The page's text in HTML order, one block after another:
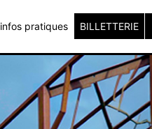
infos pratiques BILLETTERIE